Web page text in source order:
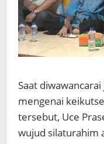
Saat
mengenai
tersebut, Uce
wujud silaturahim